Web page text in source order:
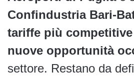
Confindustria Bari-
tariffe più competitive
nuove opportunità
settore. Restano da